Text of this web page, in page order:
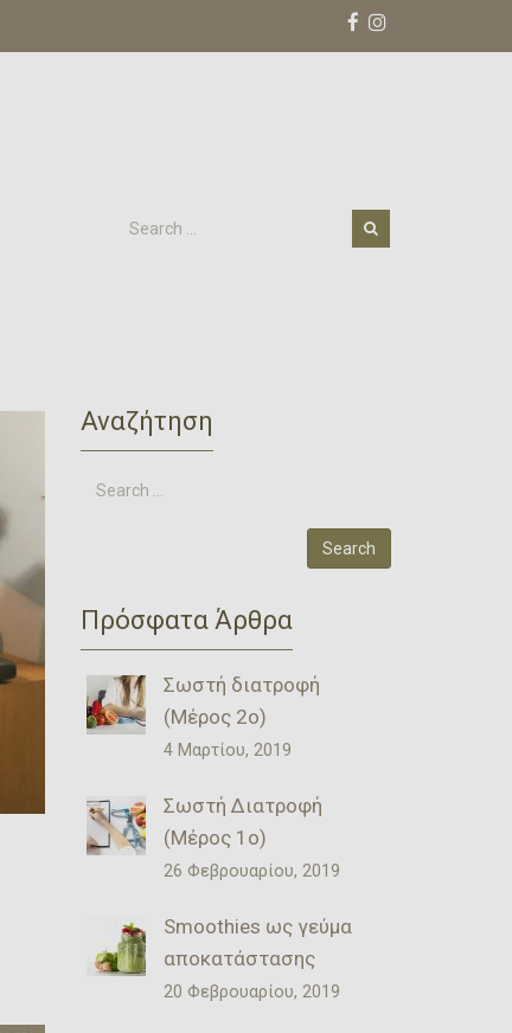
Αναζήτηση
Πρόσφατα Άρθρα
Σωστή διατροφή
(Μέρος 2ο)
4 Μαρτίου, 2019
Σωστή Διατροφή
(Μέρος 1ο)
26 Φεβρουαρίου, 2019
Smoothies ως γεύμα
αποκατάστασης
20 Φεβρουαρίου, 2019